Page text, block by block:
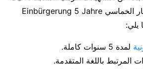
تم اعتماد العودة للمسار الخماسي Einbürgerung 5 Jahre
يلي:
لمدة 5 سنوات كاملة.